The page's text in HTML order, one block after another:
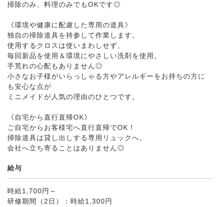
掃除のみ、料理のみでもOKです◎
《環境や健康に配慮した専用の道具》
独自の掃除道具を持参して作業します。
使用するクロスは使いまわしせず、
毎回新品を使用＆環境にやさしい洗剤を使用。
手荒れの心配もありません◎
小さなお子様がいらっしゃる方やアレルギーをお持ちの方に
も安心な点が
ミニメイドが人気の理由のひとつです。
《自宅から直行直帰OK》
ご自宅からお客様宅へ直行直帰でOK！
掃除道具は貸し出しする専用リュックへ。
会社へ立ち寄ることはありません◎
給与
時給1,700円～
研修期間（2日）：時給1,300円